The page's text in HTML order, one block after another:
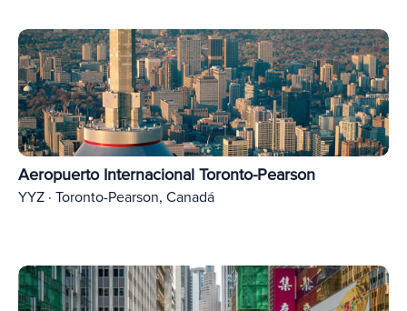
Aeropuerto Internacional Toronto-Pearson
YYZ · Toronto-Pearson, Canadá